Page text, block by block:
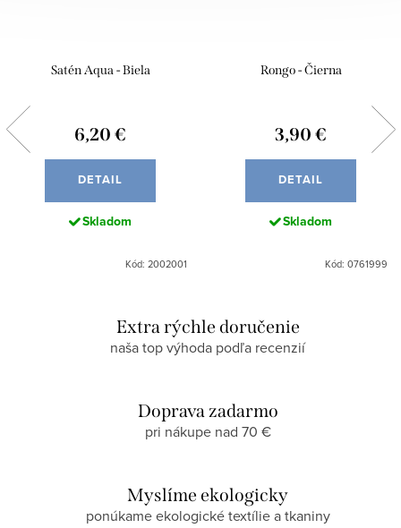
Satén Aqua - Biela
6,20 €
DETAIL
Skladom
Kód: 2002001
Rongo - Čierna
3,90 €
DETAIL
Skladom
Kód: 0761999
Extra rýchle doručenie
naša top výhoda podľa recenzií
Doprava zadarmo
pri nákupe nad 70 €
Myslíme ekologicky
ponúkame ekologické textílie a tkaniny